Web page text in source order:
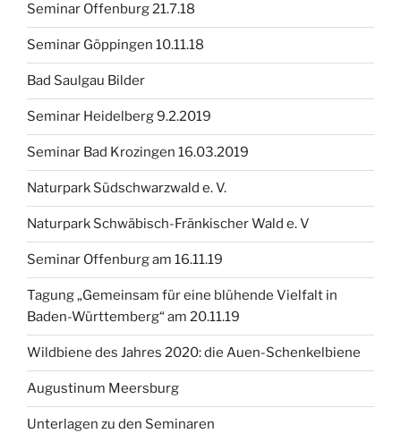
Seminar Offenburg 21.7.18
Seminar Göppingen 10.11.18
Bad Saulgau Bilder
Seminar Heidelberg 9.2.2019
Seminar Bad Krozingen 16.03.2019
Naturpark Südschwarzwald e. V.
Naturpark Schwäbisch-Fränkischer Wald e. V
Seminar Offenburg am 16.11.19
Tagung „Gemeinsam für eine blühende Vielfalt in
Baden-Württemberg“ am 20.11.19
Wildbiene des Jahres 2020: die Auen-Schenkelbiene
Augustinum Meersburg
Unterlagen zu den Seminaren